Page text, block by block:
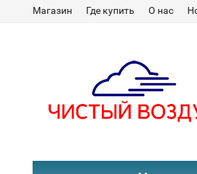
Магазин Где купить О нас